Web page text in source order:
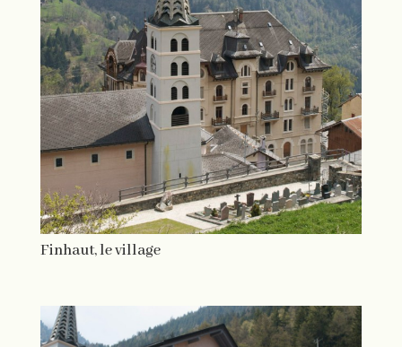
Finhaut, le village